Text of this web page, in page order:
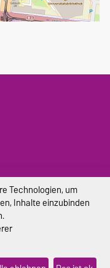
Technologien, um
Inhalte einzubinden